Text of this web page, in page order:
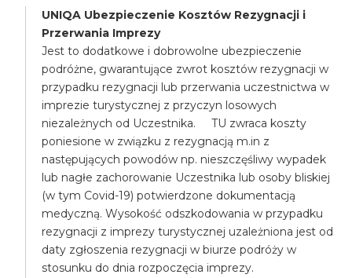
UNIQA Ubezpieczenie Kosztów Rezygnacji i
Przerwania Imprezy
Jest to dodatkowe i dobrowolne ubezpieczenie
podróżne, gwarantujące zwrot kosztów rezygnacji w
przypadku rezygnacji lub przerwania uczestnictwa w
imprezie turystycznej z przyczyn losowych
niezależnych od Uczestnika. TU zwraca koszty
poniesione w związku z rezygnacją m.in z
następujących powodów np. nieszczęśliwy wypadek
lub nagłe zachorowanie Uczestnika lub osoby bliskiej
(w tym Covid-19) potwierdzone dokumentacją
medyczną. Wysokość odszkodowania w przypadku
rezygnacji z imprezy turystycznej uzależniona jest od
daty zgłoszenia rezygnacji w biurze podróży w
stosunku do dnia rozpoczęcia imprezy.